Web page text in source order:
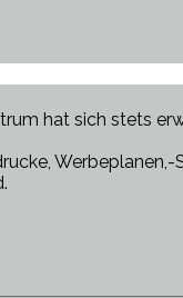
hat sich stets
Werbeplanen,-